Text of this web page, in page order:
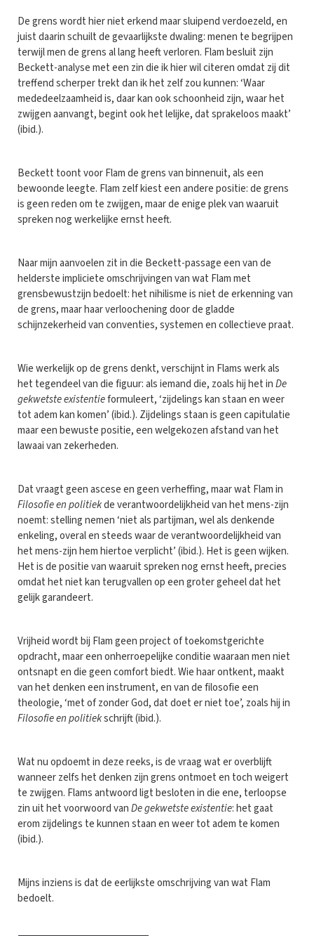
De grens wordt hier niet erkend maar sluipend verdoezeld, en
juist daarin schuilt de gevaarlijkste dwaling: menen te begrijpen
terwijl men de grens al lang heeft verloren. Flam besluit zijn
Beckett-analyse met een zin die ik hier wil citeren omdat zij dit
treffend scherper trekt dan ik het zelf zou kunnen: ‘Waar
mededeelzaamheid is, daar kan ook schoonheid zijn, waar het
zwijgen aanvangt, begint ook het lelijke, dat sprakeloos maakt’
(ibid.).
Beckett toont voor Flam de grens van binnenuit, als een
bewoonde leegte. Flam zelf kiest een andere positie: de grens
is geen reden om te zwijgen, maar de enige plek van waaruit
spreken nog werkelijke ernst heeft.
Naar mijn aanvoelen zit in die Beckett-passage een van de
helderste impliciete omschrijvingen van wat Flam met
grensbewustzijn bedoelt: het nihilisme is niet de erkenning van
de grens, maar haar verloochening door de gladde
schijnzekerheid van conventies, systemen en collectieve praat.
Wie werkelijk op de grens denkt, verschijnt in Flams werk als
het tegendeel van die figuur: als iemand die, zoals hij het inDe
gekwetste existentieformuleert, ‘zijdelings kan staan en weer
tot adem kan komen’ (ibid.). Zijdelings staan is geen capitulatie
maar een bewuste positie, een welgekozen afstand van het
lawaai van zekerheden.
Dat vraagt geen ascese en geen verheffing, maar wat Flam in
Filosofie en politiekde verantwoordelijkheid van het mens-zijn
noemt: stelling nemen ‘niet als partijman, wel als denkende
enkeling, overal en steeds waar de verantwoordelijkheid van
het mens-zijn hem hiertoe verplicht’ (ibid.). Het is geen wijken.
Het is de positie van waaruit spreken nog ernst heeft, precies
omdat het niet kan terugvallen op een groter geheel dat het
gelijk garandeert.
Vrijheid wordt bij Flam geen project of toekomstgerichte
opdracht, maar een onherroepelijke conditie waaraan men niet
ontsnapt en die geen comfort biedt. Wie haar ontkent, maakt
van het denken een instrument, en van de filosofie een
theologie, ‘met of zonder God, dat doet er niet toe’, zoals hij in
Filosofie en politiekschrijft (ibid.).
Wat nu opdoemt in deze reeks, is de vraag wat er overblijft
wanneer zelfs het denken zijn grens ontmoet en toch weigert
te zwijgen. Flams antwoord ligt besloten in die ene, terloopse
zin uit het voorwoord vanDe gekwetste existentie: het gaat
erom zijdelings te kunnen staan en weer tot adem te komen
(ibid.).
Mijns inziens is dat de eerlijkste omschrijving van wat Flam
bedoelt.